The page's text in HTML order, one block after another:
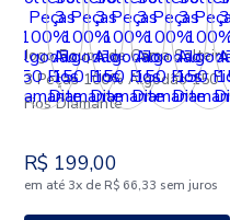
Jogo Roupa de Cama Solteiro
3 Peças 100% Algodão 150
Fios Diamante
R$ 199,00
em até 3x de R$ 66,33 sem juros